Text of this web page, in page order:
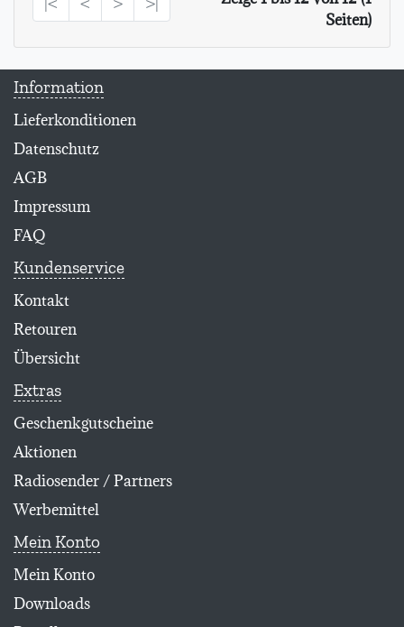
|< < > >|
Seiten)
Information
Lieferkonditionen
Datenschutz
AGB
Impressum
FAQ
Kundenservice
Kontakt
Retouren
Übersicht
Extras
Geschenkgutscheine
Aktionen
Radiosender / Partners
Werbemittel
Mein Konto
Mein Konto
Downloads